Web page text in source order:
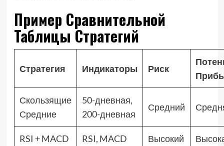
Пример Сравнительной
Таблицы Стратегий
Стратегия Индикаторы Риск
Скользящие
Средние
50-дневная,
200-дневная
Средний
RSI + MACD RSI, MACD Высокий